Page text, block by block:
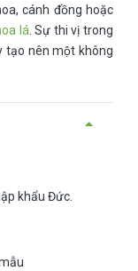
cánh đồng hoặc
lá. Sự thi vị trong
tạo nên một không
khẩu Đức.